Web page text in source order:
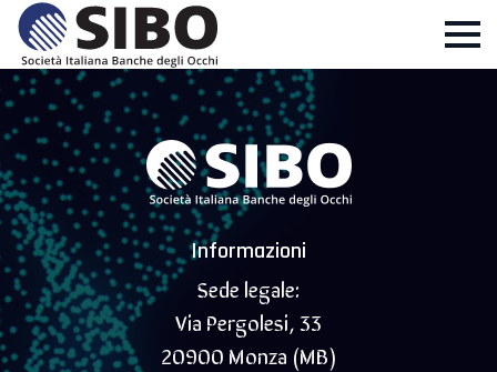
Informazioni
Sede legale:
Via Pergolesi, 33
20900 Monza (MB)